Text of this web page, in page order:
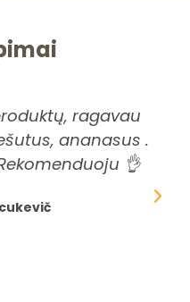
ragavau
ananasus .
👌